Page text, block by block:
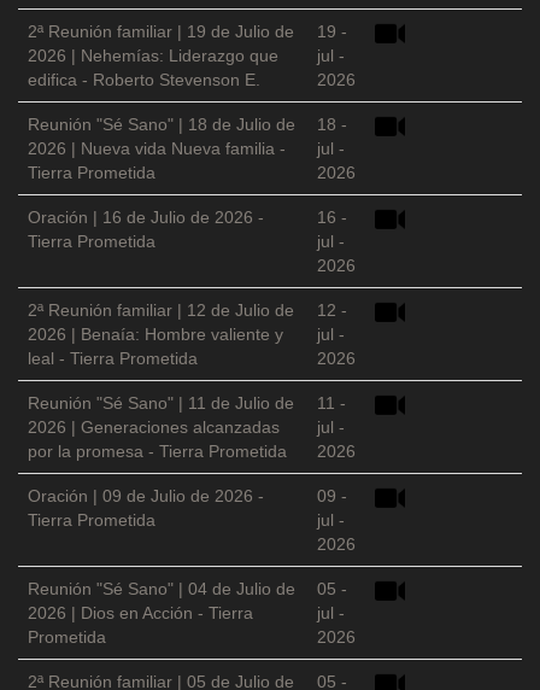
2ª Reunión familiar | 19 de Julio de
2026 | Nehemías: Liderazgo que
edifica - Roberto Stevenson E.
19 -
jul -
2026
Reunión "Sé Sano" | 18 de Julio de
2026 | Nueva vida Nueva familia -
Tierra Prometida
18 -
jul -
2026
Oración | 16 de Julio de 2026 -
Tierra Prometida
16 -
jul -
2026
2ª Reunión familiar | 12 de Julio de
2026 | Benaía: Hombre valiente y
leal - Tierra Prometida
12 -
jul -
2026
Reunión "Sé Sano" | 11 de Julio de
2026 | Generaciones alcanzadas
por la promesa - Tierra Prometida
11 -
jul -
2026
Oración | 09 de Julio de 2026 -
Tierra Prometida
09 -
jul -
2026
Reunión "Sé Sano" | 04 de Julio de
2026 | Dios en Acción - Tierra
Prometida
05 -
jul -
2026
2ª Reunión familiar | 05 de Julio de
05 -